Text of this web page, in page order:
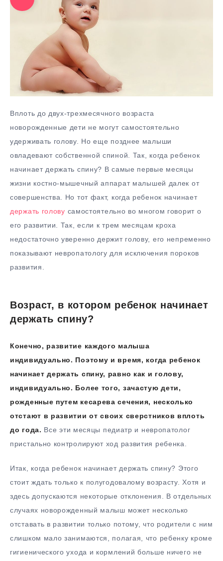
Вплоть до двух-трехмесячного возраста
новорожденные дети не могут самостоятельно
удерживать голову. Но еще позднее малыши
овладевают собственной спиной. Так, когда ребенок
начинает держать спину? В самые первые месяцы
жизни костно-мышечный аппарат малышей далек от
совершенства. Но тот факт, когда ребенок начинает
держать голову самостоятельно во многом говорит о
его развитии. Так, если к трем месяцам кроха
недостаточно уверенно держит голову, его непременно
показывают невропатологу для исключения пороков
развития.
Возраст, в котором ребенок начинает
держать спину?
Конечно, развитие каждого малыша
индивидуально. Поэтому и время, когда ребенок
начинает держать спину, равно как и голову,
индивидуально. Более того, зачастую дети,
рожденные путем кесарева сечения, несколько
отстают в развитии от своих сверстников вплоть
до года. Все эти месяцы педиатр и невропатолог
пристально контролируют ход развития ребенка.
Итак, когда ребенок начинает держать спину? Этого
стоит ждать только к полугодовалому возрасту. Хотя и
здесь допускаются некоторые отклонения. В отдельных
случаях новорожденный малыш может несколько
отставать в развитии только потому, что родители с ним
слишком мало занимаются, полагая, что ребенку кроме
гигиенического ухода и кормлений больше ничего не